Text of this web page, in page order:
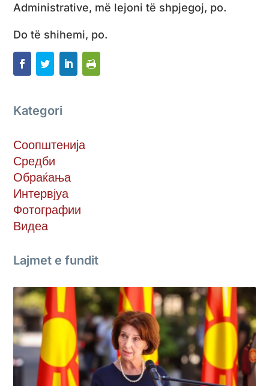
Administrative, më lejoni të shpjegoj, po.
Do të shihemi, po.
Kategori
Соопштенија
Средби
Обраќања
Интервјуа
Фотографии
Видеа
Lajmet e fundit